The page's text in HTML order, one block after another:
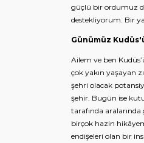
güçlü bir ordumuz
destekliyorum. Bir
Günümüz
Ailem ve ben
çok yakın yaşayan
şehri olacak
şehir. Bugün ise
tarafında
birçok hazin
endişeleri olan bir